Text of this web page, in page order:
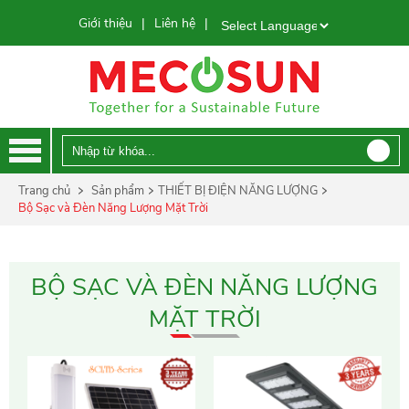
Giới thiệu | Liên hệ
|
Powered by
Trang chủ Sản phẩm
THIẾT BỊ ĐIỆN NĂNG LƯỢNG
Bộ Sạc và Đèn Năng Lượng Mặt Trời
BỘ SẠC VÀ ĐÈN NĂNG LƯỢNG
MẶT TRỜI